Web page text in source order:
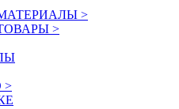
>
>
>